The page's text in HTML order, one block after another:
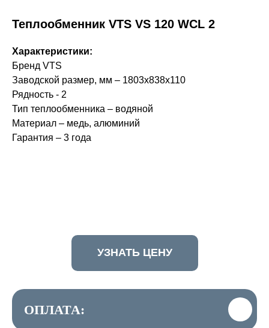
Теплообменник VTS VS 120 WCL 2
Характеристики:
Бренд VTS
Заводской размер, мм – 1803х838х110
Рядность - 2
Тип теплообменника – водяной
Материал – медь, алюминий
Гарантия – 3 года
УЗНАТЬ ЦЕНУ
ОПЛАТА: